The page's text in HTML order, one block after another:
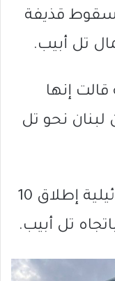
سقوط قذيفة
تل أبيب.
قالت إنها
لبنان نحو تل
كما أكدت وسائل إعلام إسرائيلية إطلاق 10
تل أبيب.